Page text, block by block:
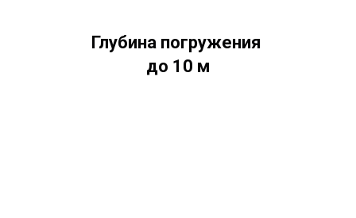
Глубина погружения
до 10 м